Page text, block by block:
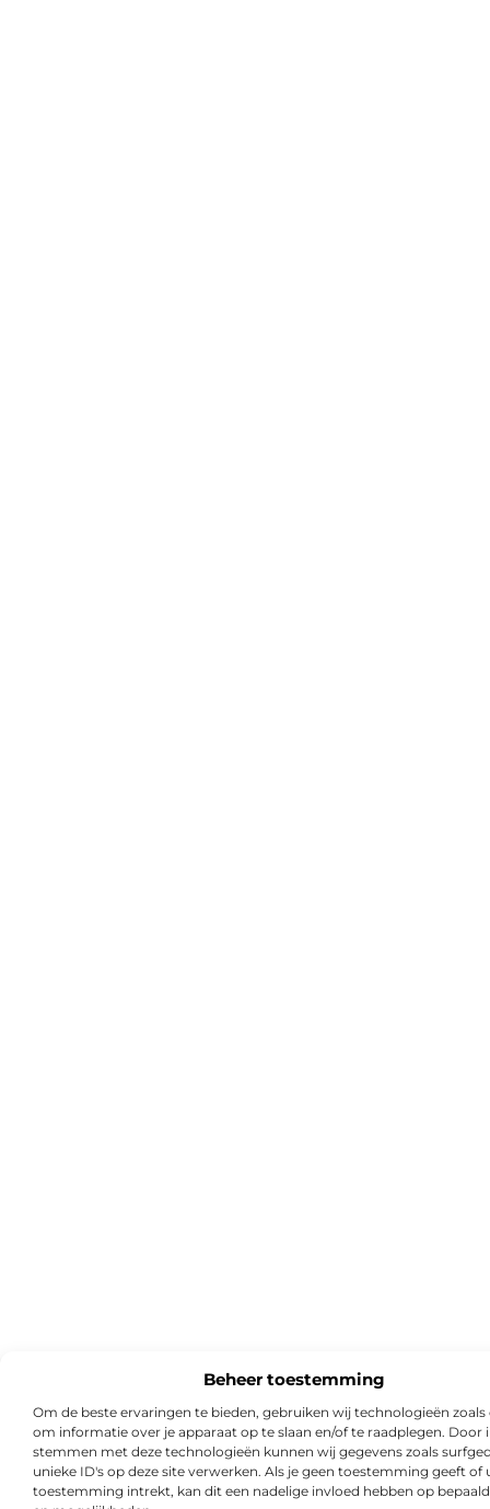
Beheer toestemming
Om de beste ervaringen te bieden, gebruiken wij technologieën zoals
om informatie over je apparaat op te slaan en/of te raadplegen. Door
stemmen met deze technologieën kunnen wij gegevens zoals
unieke ID's op deze site verwerken. Als je geen toestemming geeft of
toestemming intrekt, kan dit een nadelige invloed hebben op